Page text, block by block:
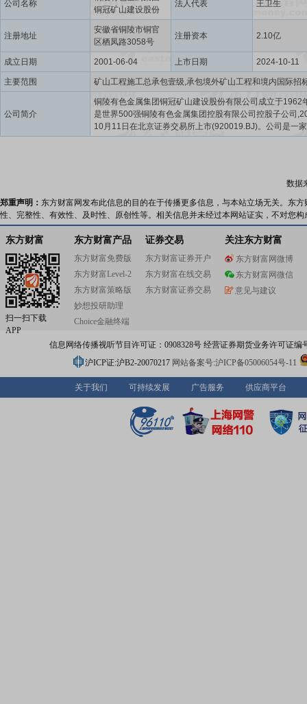
公司名称
铜冠矿山建设股份
有限公司
法人代表 王卫生
注册地址
安徽省铜陵市铜官
区栖凤路3058号
注册资本 2.10亿
成立日期 2001-06-04 上市日期 2024-10-11
主要范围
公司简介
铜陵有色金属集团铜冠矿山建设股份有限公司成立于1962
是世界500强铜陵有色金属集团控股有限公司控股子公司
10月11日在北京证券交易所上市(920019.BJ)。公司是一
于向全球非煤矿山提供工程建设、运营管理、优化设计、
拥有一支高素质、高水平的专业技术和管理人才队伍,拥有
先进的超深竖井施工和双超矿山采矿运营全套机械装备。
省级企业技术中心为平台,通过自主研发在超深竖井一体化
案、双超矿山运营管理、矿山服务智慧赋能、深井水害综
治、高寒矿山作业温控、高空钢构精准对接等方面形成了
能够针对各种地质条件复杂的项目提供成熟多维的技术解
案。公司曾获省部级科技进步奖,主(参)编国家标准、行业
团体标准,多项工程被评为国家级、省部级优质工程。近年
坚持实施“走出去”战略,积极践行“一带一路”倡议,业务覆盖
个省(自治区)以及非洲、南美洲、中亚等海外地区,与多家
企国企、全球知名企业建立了良好、稳定的合作关系,在国
工企业、全国建筑业先进单位、全国守合同重信用企业、
筑业AAA级信用企业、全国安康杯优胜单位、全国AAAAA
精特新企业、安徽省创新型企业、安徽省人民政府质量奖
奖、安徽省文明单位、安徽省优秀建筑业企业、铜陵市市
奖等称号。在新的发展征程上,公司坚持国内国际“两个市场
发展,做强做优做大主业,不断提升新质生产力水平,智能建
开采,服务全球矿业,为相关方创造价值,致力成为世界一流
数据
郑重声明： 东方财富网发布此信息的目的在于传播更多信息，与本站立场无关。东
性、完整性、有效性、及时性、原创性等。相关信息并未经过本网站证实，不对您
东方财富
扫一扫下载
APP
东方财富产品
东方财富免费版
东方财富Level-2
东方财富策略版
妙想投研助理
Choice金融终端
证券交易
东方财富证券开户
东方财富在线交易
东方财富证券交易
关注东方财富
东方财富网微博
东方财富网微信
意见与建议
信息网络传播视听节目许可证：0908328号 经营证券期货业务许可证编
沪ICP证:沪B2-20070217 网站备案号:沪ICP备05006054号-11
关于我们 可持续发展 广告服务 供应商平台